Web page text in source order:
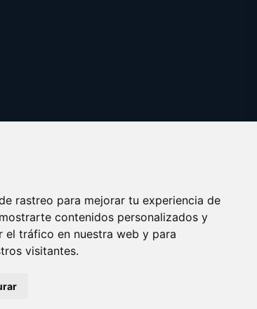
rastreo para mejorar tu experiencia de
contenidos personalizados y
el tráfico en nuestra web y para
visitantes.